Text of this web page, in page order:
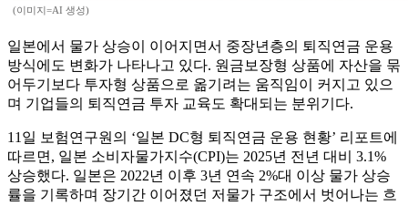
(이미지=AI 생성)
일본에서 물가 상승이 이어지면서 중장년층의 퇴직연금 운용
방식에도 변화가 나타나고 있다. 원금보장형 상품에 자산을 묶
어두기보다 투자형 상품으로 옮기려는 움직임이 커지고 있으
며 기업들의 퇴직연금 투자 교육도 확대되는 분위기다.
11일 보험연구원의 ‘일본 DC형 퇴직연금 운용 현황’ 리포트에
따르면, 일본 소비자물가지수(CPI)는 2025년 전년 대비 3.1%
상승했다. 일본은 2022년 이후 3년 연속 2%대 이상 물가 상승
률을 기록하며 장기간 이어졌던 저물가 구조에서 벗어나는 흐